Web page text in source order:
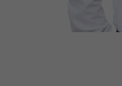
Marketing